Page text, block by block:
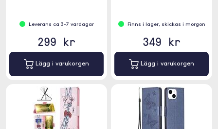
Leverans ca 3-7 vardagar
299 kr
Lägg i varukorgen
Finns i lager, skickas i morgon
349 kr
Lägg i varukorgen